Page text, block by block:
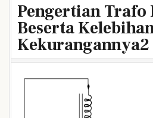
Pengertian Trafo
Beserta
Kekurangannya2